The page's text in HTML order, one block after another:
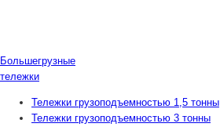
Большегрузные
тележки
Тележки грузоподъемностью 1,5 тонны
Тележки грузоподъемностью 3 тонны